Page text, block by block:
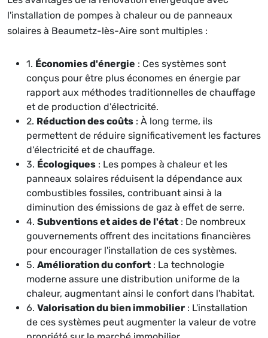
l'installation de pompes à chaleur ou de panneaux
solaires à Beaumetz-lès-Aire sont multiples :
1. Économies d'énergie : Ces systèmes sont
conçus pour être plus économes en énergie par
rapport aux méthodes traditionnelles de chauffage
et de production d'électricité.
2. Réduction des coûts : À long terme, ils
permettent de réduire significativement les factures
d'électricité et de chauffage.
3. Écologiques : Les pompes à chaleur et les
panneaux solaires réduisent la dépendance aux
combustibles fossiles, contribuant ainsi à la
diminution des émissions de gaz à effet de serre.
4. Subventions et aides de l'état : De nombreux
gouvernements offrent des incitations financières
pour encourager l'installation de ces systèmes.
5. Amélioration du confort : La technologie
moderne assure une distribution uniforme de la
chaleur, augmentant ainsi le confort dans l'habitat.
6. Valorisation du bien immobilier : L'installation
de ces systèmes peut augmenter la valeur de votre